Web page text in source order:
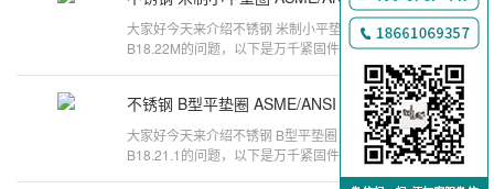
大家好今天来介绍不锈钢 米制小平垫圈 ASME/ANSI
B18.22M的问题，以下是万千紧固件小编对此问题的
不锈钢 B型平垫圈 ASME/ANSI B18.21.1 2025-08-13
大家好今天来介绍不锈钢 B型平垫圈 ASME/ANSI
B18.21.1的问题，以下是万千紧固件小编对此问题的
归纳整理，来看看吧。第八版《IFI英制